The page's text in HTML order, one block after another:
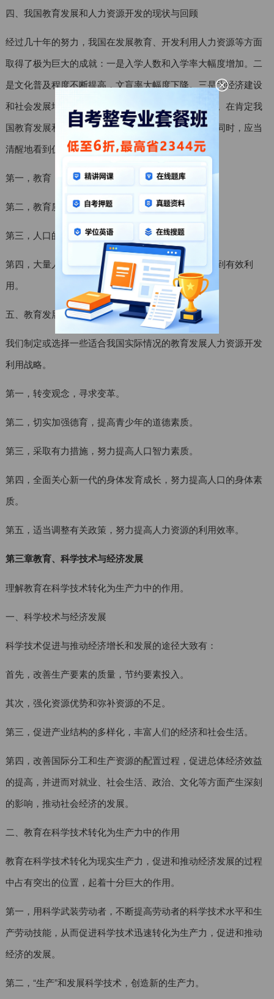
四、我国教育发展和人力资源开发的现状与回顾
经过几十年的努力，我国在发展教育、开发利用人力资源等方面
取得了极为巨大的成就：一是入学人数和入学率大幅度增加。二
是文化普及程度不断提高，文盲率大幅度下降。三是为经济建设
和社会发展培养了一支数量可观的各类专业人才队伍。在肯定我
国教育发展和开发利用人力资源方面取得巨大成就的同时，应当
清醒地看到仍然存在着许多令人忧虑的问题。
第一，教育，人力资源强度低。
第二，教育质量不高，人口智力和道德素质较差。
第三，人口的身体素质存在着较大问题。
第四，大量人力资源闲置，极为稀缺的人力资本得不到有效利
用。
五、教育发展与人力资源开发的战略选择
我们制定或选择一些适合我国实际情况的教育发展人力资源开发
利用战略。
第一，转变观念，寻求变革。
第二，切实加强德育，提高青少年的道德素质。
第三，采取有力措施，努力提高人口智力素质。
第四，全面关心新一代的身体发育成长，努力提高人口的身体素
质。
第五，适当调整有关政策，努力提高人力资源的利用效率。
第三章教育、科学技术与经济发展
理解教育在科学技术转化为生产力中的作用。
一、科学校术与经济发展
科学技术促进与推动经济增长和发展的途径大致有：
首先，改善生产要素的质量，节约要素投入。
其次，强化资源优势和弥补资源的不足。
第三，促进产业结构的多样化，丰富人们的经济和社会生活。
第四，改善国际分工和生产资源的配置过程，促进总体经济效益
的提高，并进而对就业、社会生活、政治、文化等方面产生深刻
的影响，推动社会经济的发展。
二、教育在科学技术转化为生产力中的作用
教育在科学技术转化为现实生产力，促进和推动经济发展的过程
中占有突出的位置，起着十分巨大的作用。
第一，用科学武装劳动者，不断提高劳动者的科学技术水平和生
产劳动技能，从而促进科学技术迅速转化为生产力，促进和推动
经济的发展。
第二，“生产”和发展科学技术，创造新的生产力。